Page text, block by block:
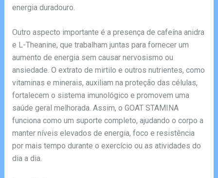
energia duradouro.
Outro aspecto importante é a presença de cafeína anidra
e L-Theanine, que trabalham juntas para fornecer um
aumento de energia sem causar nervosismo ou
ansiedade. O extrato de mirtilo e outros nutrientes, como
vitaminas e minerais, auxiliam na proteção das células,
fortalecem o sistema imunológico e promovem uma
saúde geral melhorada. Assim, o GOAT STAMINA
funciona como um suporte completo, ajudando o corpo a
manter níveis elevados de energia, foco e resistência
por mais tempo durante o exercício ou as atividades do
dia a dia.